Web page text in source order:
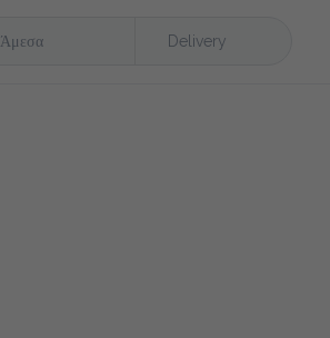
Άμεσα Delivery